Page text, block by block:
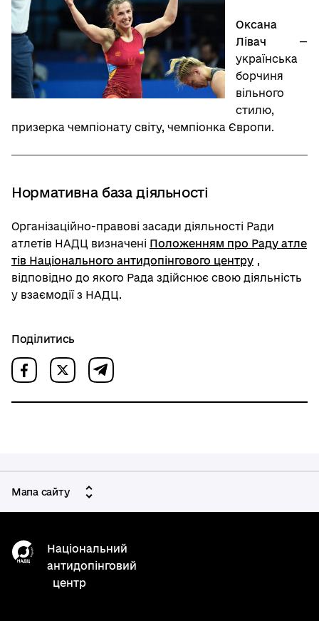
Оксана
Лівач —
українська
борчиня
вільного
стилю,
призерка чемпіонату світу, чемпіонка Європи.
Нормативна база діяльності
Організаційно-правові засади діяльності Ради
атлетів НАДЦ визначені Положенням про Раду атле
тів Національного антидопінгового центру ,
відповідно до якого Рада здійснює свою діяльність
у взаємодії з НАДЦ.
Поділитись
Мапа сайту
Національний
антидопінговий
центр